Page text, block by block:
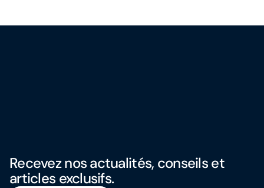
Recevez nos actualités, conseils et
articles exclusifs.